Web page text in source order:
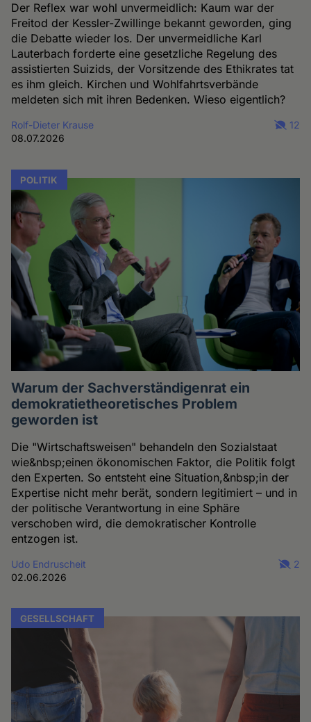
Der Reflex war wohl unvermeidlich: Kaum war der
Freitod der Kessler-Zwillinge bekannt geworden, ging
die Debatte wieder los. Der unvermeidliche Karl
Lauterbach forderte eine gesetzliche Regelung des
assistierten Suizids, der Vorsitzende des Ethikrates tat
es ihm gleich. Kirchen und Wohlfahrtsverbände
meldeten sich mit ihren Bedenken. Wieso eigentlich?
Rolf-Dieter Krause
08.07.2026
12
POLITIK
Warum der Sachverständigenrat ein
demokratietheoretisches Problem
geworden ist
Die "Wirtschaftsweisen" behandeln den Sozialstaat
wie&nbsp;einen ökonomischen Faktor, die Politik folgt
den Experten. So entsteht eine Situation,&nbsp;in der
Expertise nicht mehr berät, sondern legitimiert – und in
der politische Verantwortung in eine Sphäre
verschoben wird, die demokratischer Kontrolle
entzogen ist.
Udo Endruscheit
02.06.2026
2
GESELLSCHAFT